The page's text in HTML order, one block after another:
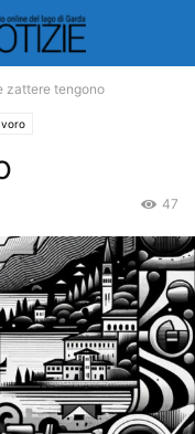
zattere tengono
47